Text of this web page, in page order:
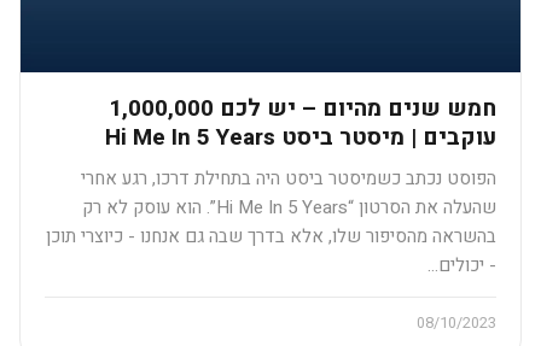
חמש שנים מהיום – יש לכם 1,000,000
עוקבים​ | מיסטר ביסט Hi Me In 5 Years
הפוסט נכתב כשמיסטר ביסט היה בתחילת דרכו, רגע אחרי
שהעלה את הסרטון “Hi Me In 5 Years”. הוא עוסק לא רק
בהשראה מהסיפור שלו, אלא בדרך שבה גם אנחנו - כיוצרי תוכן
- יכולים…
08/10/2023